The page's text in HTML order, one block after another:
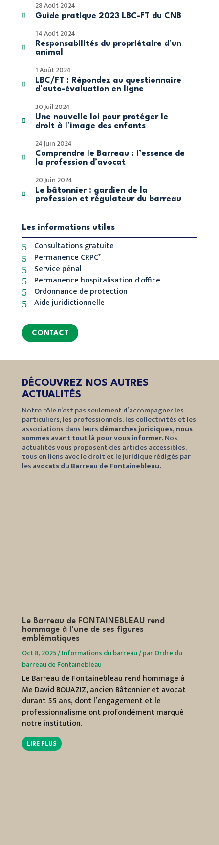

28 Août 2024
Guide pratique 2023 LBC-FT du CNB

14 Août 2024
Responsabilités du propriétaire d’un
animal

1 Août 2024
LBC/FT : Répondez au questionnaire
d’auto-évaluation en ligne

30 Juil 2024
Une nouvelle loi pour protéger le
droit à l’image des enfants

24 Juin 2024
Comprendre le Barreau : l’essence de
la profession d’avocat

20 Juin 2024
Le bâtonnier : gardien de la
profession et régulateur du barreau
Les informations utiles
5 Consultations gratuite
5 Permanence CRPC*
5 Service pénal
5 Permanence hospitalisation d'office
5 Ordonnance de protection
5 Aide juridictionnelle
CONTACT
DÉCOUVREZ NOS AUTRES
ACTUALITÉS
Notre rôle n’est pas seulement d’accompagner les
particuliers, les professionnels, les collectivités et les
associations dans leurs démarches juridiques, nous
sommes avant tout là pour vous informer. Nos
actualités vous proposent des articles accessibles,
tous en liens avec le droit et le juridique rédigés par
les avocats du Barreau de Fontainebleau.
Oct 8, 2025/Informations du barreau/parOrdre du
barreau de Fontainebleau
Le Barreau de FONTAINEBLEAU rend
hommage à l’une de ses figures
emblématiques
Le Barreau de Fontainebleau rend hommage à
Me David BOUAZIZ, ancien Bâtonnier et avocat
durant 55 ans, dont l’engagement et le
professionnalisme ont profondément marqué
notre institution.
LIRE PLUS